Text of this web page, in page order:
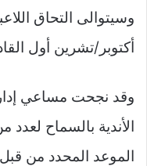
وسيتوالى التحاق
أكتوبر/تشرين أول
وقد نجحت مساعي
الأندية بالسماح لعدد
الموعد المحدد من قبل